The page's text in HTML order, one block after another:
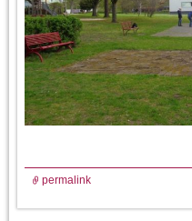
permalink